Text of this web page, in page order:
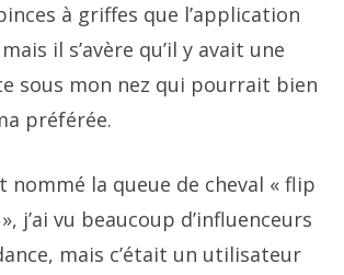
à griffes que l’application
il s’avère qu’il y avait une
sous mon nez qui pourrait bien
préférée.
nommé la queue de cheval « flip
j’ai vu beaucoup d’influenceurs
mais c’était un utilisateur